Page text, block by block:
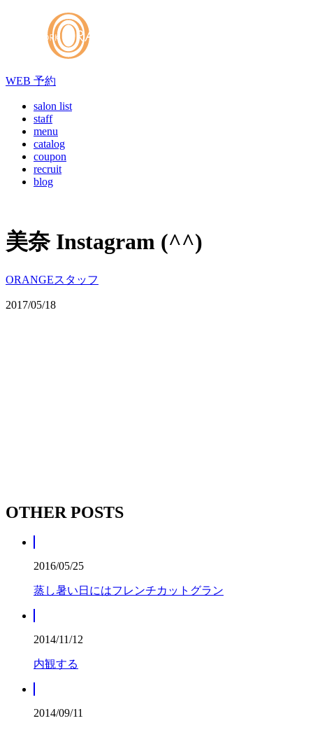
WEB 予約
salon list
staff
menu
catalog
coupon
recruit
blog
美奈 Instagram (^^)
ORANGEスタッフ
2017/05/18
OTHER POSTS
2016/05/25
蒸し暑い日にはフレンチカットグラン
2014/11/12
内観する
2014/09/11